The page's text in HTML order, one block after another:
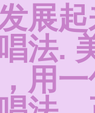
展
法.
用